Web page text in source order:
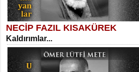
SELAHATTİN YILDIZ
İnsanın Zindanı...
Sibel Orhan
İki Kırık Boşluk...
NECİP FAZIL KISAKÜREK
Kaldırımlar...